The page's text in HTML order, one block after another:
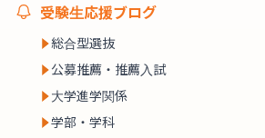
受験生応援ブログ
総合型選抜
公募推薦・推薦入試
大学進学関係
学部・学科